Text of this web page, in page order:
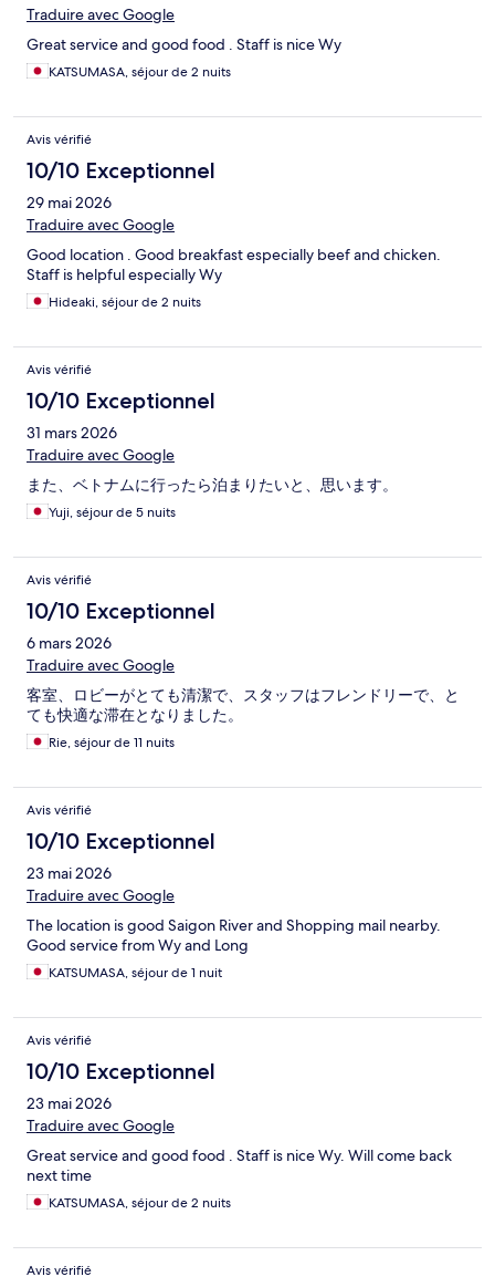
Traduire avec Google
Great service and good food . Staff is nice Wy
KATSUMASA, séjour de 2 nuits
Avis vérifié
10/10 Exceptionnel
29 mai 2026
Traduire avec Google
Good location . Good breakfast especially beef and chicken.
Staff is helpful especially Wy
Hideaki, séjour de 2 nuits
Avis vérifié
10/10 Exceptionnel
31 mars 2026
Traduire avec Google
また、ベトナムに行ったら泊まりたいと、思います。
Yuji, séjour de 5 nuits
Avis vérifié
10/10 Exceptionnel
6 mars 2026
Traduire avec Google
客室、ロビーがとても清潔で、スタッフはフレンドリーで、と
ても快適な滞在となりました。
Rie, séjour de 11 nuits
Avis vérifié
10/10 Exceptionnel
23 mai 2026
Traduire avec Google
The location is good Saigon River and Shopping mail nearby.
Good service from Wy and Long
KATSUMASA, séjour de 1 nuit
Avis vérifié
10/10 Exceptionnel
23 mai 2026
Traduire avec Google
Great service and good food . Staff is nice Wy. Will come back
next time
KATSUMASA, séjour de 2 nuits
Avis vérifié